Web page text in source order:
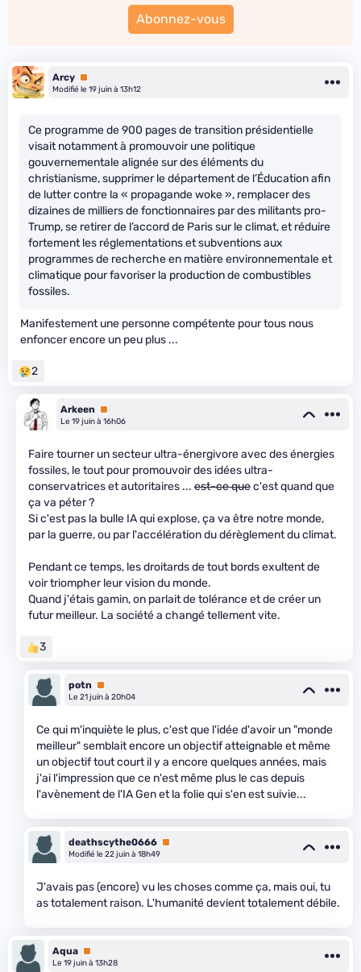
Abonnez-vous
Arcy Premium
Modifié le 19 juin à 13h12
Ce programme de 900 pages de transition présidentielle
visait notamment à promouvoir une politique
gouvernementale alignée sur des éléments du
christianisme, supprimer le département de l’Éducation afin
de lutter contre la « propagande woke », remplacer des
dizaines de milliers de fonctionnaires par des militants pro-
Trump, se retirer de l’accord de Paris sur le climat, et réduire
fortement les réglementations et subventions aux
programmes de recherche en matière environnementale et
climatique pour favoriser la production de combustibles
fossiles.
Manifestement une personne compétente pour tous nous
enfoncer encore un peu plus ...
2
Arkeen
Premium
Le 19 juin à 16h06
Faire tourner un secteur ultra-énergivore avec des énergies
fossiles, le tout pour promouvoir des idées ultra-
conservatrices et autoritaires ... est-ce quec'est quand que
ça va péter ?
Si c'est pas la bulle IA qui explose, ça va être notre monde,
par la guerre, ou par l'accélération du dérèglement du climat.
Pendant ce temps, les droitards de tout bords exultent de
voir triompher leur vision du monde.
Quand j'étais gamin, on parlait de tolérance et de créer un
futur meilleur. La société a changé tellement vite.
3
potn
Premium
Le 21 juin à 20h04
Ce qui m'inquiète le plus, c'est que l'idée d'avoir un "monde
meilleur" semblait encore un objectif atteignable et même
un objectif tout court il y a encore quelques années, mais
j'ai l'impression que ce n'est même plus le cas depuis
l'avènement de l'IA Gen et la folie qui s'en est suivie...
deathscythe0666 Premium
Modifié le 22 juin à 18h49
J'avais pas (encore) vu les choses comme ça, mais oui, tu
as totalement raison. L'humanité devient totalement débile.
Aqua Premium
Le 19 juin à 13h28